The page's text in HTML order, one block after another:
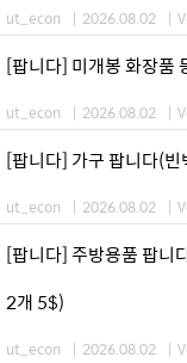
ut_econ | 2026.08.02 |
[팝니다] 미개봉 화장품
ut_econ | 2026.08.02 |
[팝니다] 가구 팝니다(
ut_econ | 2026.08.02 |
[팝니다] 주방용품 팝니
2개 5$)
ut_econ | 2026.08.02 |